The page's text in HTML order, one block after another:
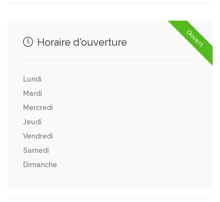
Ouvert
Horaire d'ouverture
Lundi
Mardi
Mercredi
Jeudi
Vendredi
Samedi
Dimanche